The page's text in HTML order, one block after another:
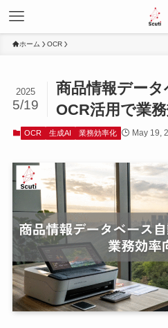
ホーム OCR
商品情報デー
OCR活用で業務
2025
5/19
OCR 生成AI 業務効率化 May 19,